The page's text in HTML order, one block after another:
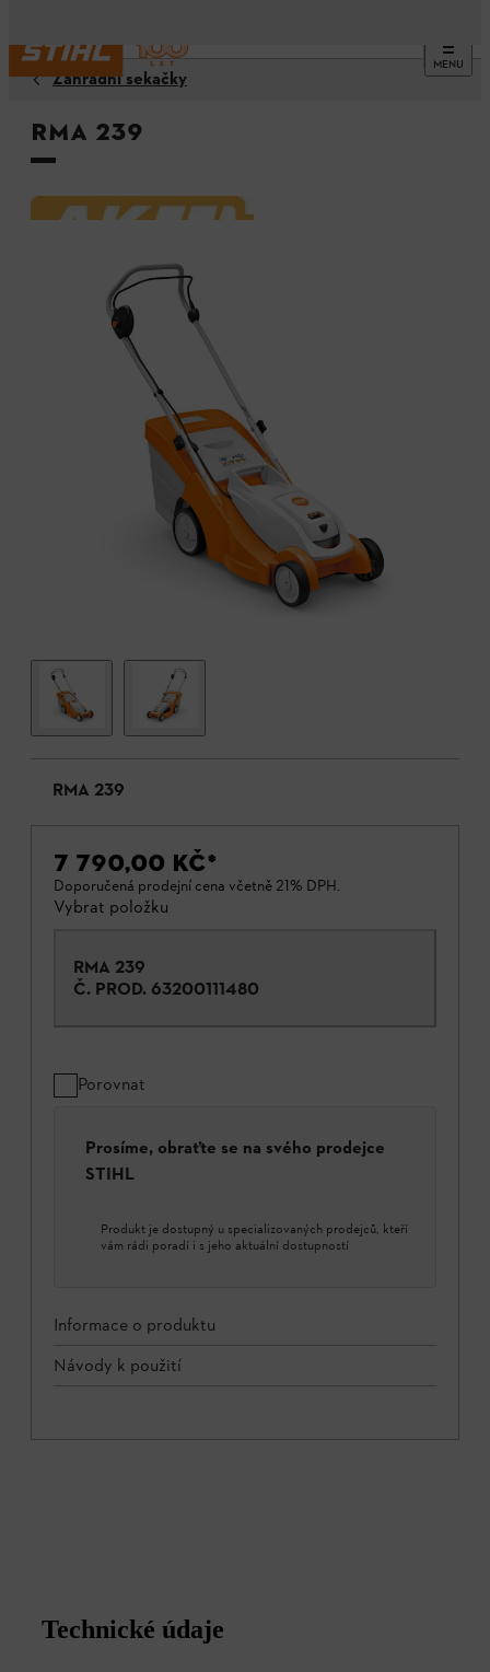
MENU
Zahradní sekačky
RMA 239
RMA 239
7 790,00 KČ*
Doporučená prodejní cena včetně 21% DPH.
Vybrat položku
RMA 239
Č. PROD. 63200111480
Porovnat
Prosíme, obraťte se na svého prodejce
STIHL
Produkt je dostupný u specializovaných prodejců, kteří
vám rádi poradí i s jeho aktuální dostupností
Informace o produktu
Návody k použití
Technické údaje